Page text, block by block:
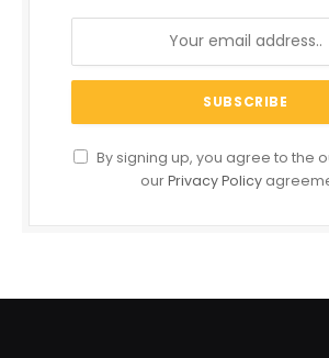
By signing up, you agree to the
ourPrivacy Policy